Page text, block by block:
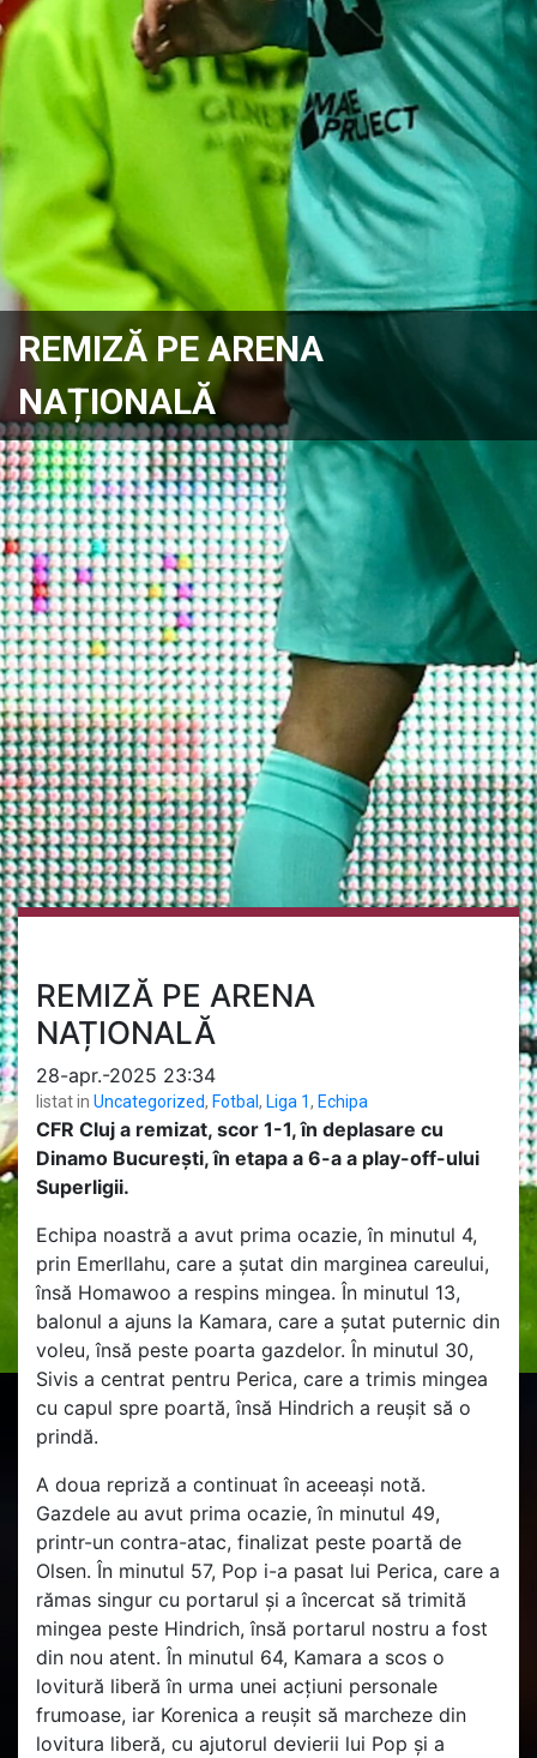
REMIZĂ PE ARENA
NAȚIONALĂ
REMIZĂ PE ARENA
NAȚIONALĂ
28-apr.-2025 23:34
listat in Uncategorized, Fotbal, Liga 1, Echipa
CFR Cluj a remizat, scor 1-1, în deplasare cu
Dinamo București, în etapa a 6-a a play-off-ului
Superligii.
Echipa noastră a avut prima ocazie, în minutul 4,
prin Emerllahu, care a șutat din marginea careului,
însă Homawoo a respins mingea. În minutul 13,
balonul a ajuns la Kamara, care a șutat puternic din
voleu, însă peste poarta gazdelor. În minutul 30,
Sivis a centrat pentru Perica, care a trimis mingea
cu capul spre poartă, însă Hindrich a reușit să o
prindă.
A doua repriză a continuat în aceeași notă.
Gazdele au avut prima ocazie, în minutul 49,
printr-un contra-atac, finalizat peste poartă de
Olsen. În minutul 57, Pop i-a pasat lui Perica, care a
rămas singur cu portarul și a încercat să trimită
mingea peste Hindrich, însă portarul nostru a fost
din nou atent. În minutul 64, Kamara a scos o
lovitură liberă în urma unei acțiuni personale
frumoase, iar Korenica a reușit să marcheze din
lovitura liberă, cu ajutorul devierii lui Pop și a